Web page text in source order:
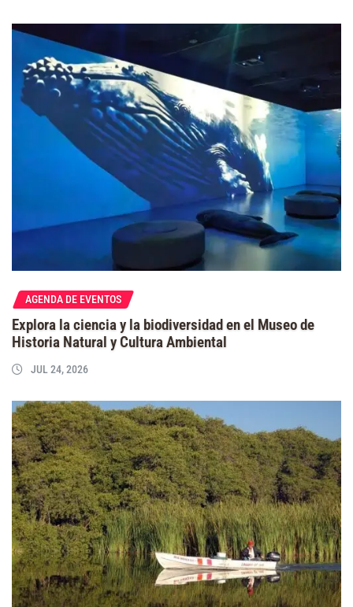
AGENDA DE EVENTOS
Explora la ciencia y la biodiversidad en el Museo de
Historia Natural y Cultura Ambiental
JUL 24, 2026